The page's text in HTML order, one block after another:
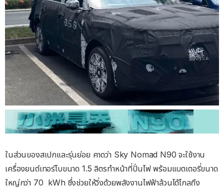
ในส่วนของสเปกและรุ่นย่อย คาดว่า Sky Nomad N90 จะใช้งาน
เครื่องยนต์เทอร์โบขนาด 1.5 ลิตรทำหน้าที่ปั่นไฟ พร้อมแบตเตอรี่ขนาด
ใหญ่กว่า 70 kWh ซึ่งช่วยให้วิ่งด้วยพลังงานไฟฟ้าล้วนได้ไกลถึง